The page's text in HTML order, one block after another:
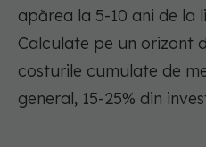
apărea la 5-10 ani de la
Calculate pe un orizont
costurile cumulate de
general, 15-25% din